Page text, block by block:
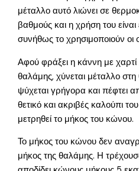
μέταλλο αυτό λιώνει σε
βαθμούς και η χρήση του
συνήθως το χρησιμοποιούν οι
Αφού φράξει η κάννη με
θαλάμης, χύνεται μέταλλο
ψύχεται γρήγορα και πέφτει
θετικό και ακριβές καλούπι
μετρηθεί το μήκος του κώνου.
Το μήκος του κώνου δεν
μήκος της θαλάμης. Η